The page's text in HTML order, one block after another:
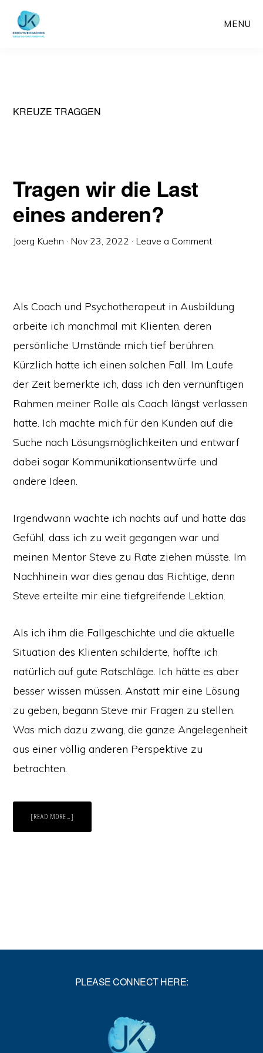
Skip
MENU
KREUZE TRAGGEN
Tragen wir die Last
eines anderen?
Joerg Kuehn · Nov 23, 2022 · Leave a Comment
Als Coach und Psychotherapeut in Ausbildung
arbeite ich manchmal mit Klienten, deren
persönliche Umstände mich tief berühren.
Kürzlich hatte ich einen solchen Fall. Im Laufe
der Zeit bemerkte ich, dass ich den vernünftigen
Rahmen meiner Rolle als Coach längst verlassen
hatte. Ich machte mich für den Kunden auf die
Suche nach Lösungsmöglichkeiten und entwarf
dabei sogar Kommunikationsentwürfe und
andere Ideen.
Irgendwann wachte ich nachts auf und hatte das
Gefühl, dass ich zu weit gegangen war und
meinen Mentor Steve zu Rate ziehen müsste. Im
Nachhinein war dies genau das Richtige, denn
Steve erteilte mir eine tiefgreifende Lektion.
Als ich ihm die Fallgeschichte und die aktuelle
Situation des Klienten schilderte, hoffte ich
natürlich auf gute Ratschläge. Ich hätte es aber
besser wissen müssen. Anstatt mir eine Lösung
zu geben, begann Steve mir Fragen zu stellen.
Was mich dazu zwang, die ganze Angelegenheit
aus einer völlig anderen Perspektive zu
betrachten.
[READ MORE…]
WIR
PLEASE CONNECT HERE: